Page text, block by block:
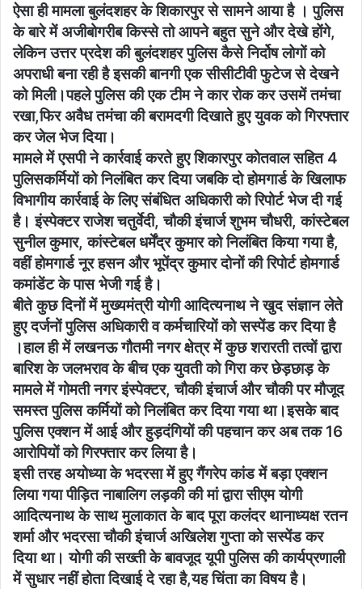
ऐसा ही मामला बुलंदशहर के शिकारपुर से सामने आया है । पुलिस
के बारे में अजीबोगरीब किस्से तो आपने बहुत सुने और देखे होंगे,
लेकिन उत्तर प्रदेश की बुलंदशहर पुलिस कैसे निर्दोष लोगों को
अपराधी बना रही है इसकी बानगी एक सीसीटीवी फुटेज से देखने
को मिली।पहले पुलिस की एक टीम ने कार रोक कर उसमें तमंचा
रखा,फिर अवैध तमंचा की बरामदगी दिखाते हुए युवक को गिरफ्तार
कर जेल भेज दिया।
मामले में एसपी ने कार्रवाई करते हुए शिकारपुर कोतवाल सहित 4
पुलिसकर्मियों को निलंबित कर दिया जबकि दो होमगार्ड के खिलाफ
विभागीय कार्रवाई के लिए संबंधित अधिकारी को रिपोर्ट भेज दी गई
है। इंस्पेक्टर राजेश चतुर्वेदी, चौकी इंचार्ज शुभम चौधरी, कांस्टेबल
सुनील कुमार, कांस्टेबल धर्मेंद्र कुमार को निलंबित किया गया है,
वहीं होमगार्ड नूर हसन और भूपेंद्र कुमार दोनों की रिपोर्ट होमगार्ड
कमांडेंट के पास भेजी गई है।
बीते कुछ दिनों में मुख्यमंत्री योगी आदित्यनाथ ने खुद संज्ञान लेते
हुए दर्जनों पुलिस अधिकारी व कर्मचारियों को सस्पेंड कर दिया है
।हाल ही में लखनऊ गौतमी नगर क्षेत्र में कुछ शरारती तत्वों द्वारा
बारिश के जलभराव के बीच एक युवती को गिरा कर छेड़छाड़ के
मामले में गोमती नगर इंस्पेक्टर, चौकी इंचार्ज और चौकी पर मौजूद
समस्त पुलिस कर्मियों को निलंबित कर दिया गया था।इसके बाद
पुलिस एक्शन में आई और हुड़दंगियों की पहचान कर अब तक 16
आरोपियों को गिरफ्तार कर लिया है।
इसी तरह अयोध्या के भदरसा में हुए गैंगरेप कांड में बड़ा एक्शन
लिया गया पीड़ित नाबालिग लड़की की मां द्वारा सीएम योगी
आदित्यनाथ के साथ मुलाकात के बाद पूरा कलंदर थानाध्यक्ष रतन
शर्मा और भदरसा चौकी इंचार्ज अखिलेश गुप्ता को सस्पेंड कर
दिया था। योगी की सख्ती के बावजूद यूपी पुलिस की कार्यप्रणाली
में सुधार नहीं होता दिखाई दे रहा है,यह चिंता का विषय है।